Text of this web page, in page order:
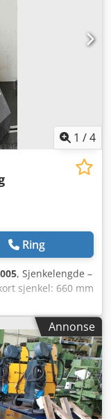
1 /4
Ring
, Sjenkelengde –
sjenkel: 660 mm
på alle fire
Rqs Amxokr
Annonse